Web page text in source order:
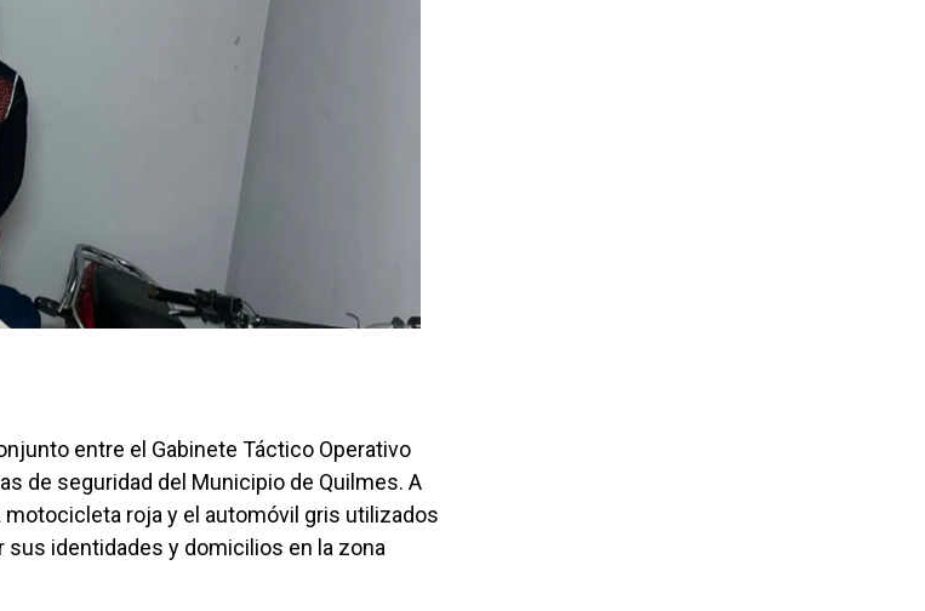
entre el Gabinete Táctico Operativo
de seguridad del Municipio de Quilmes. A
roja y el automóvil gris utilizados
identidades y domicilios en la zona